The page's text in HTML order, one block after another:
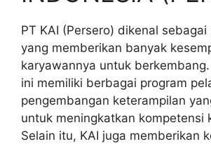
PT KAI (Persero) dikenal sebagai
yang memberikan banyak
karyawannya untuk
ini memiliki berbagai program
pengembangan keterampilan
untuk meningkatkan kompetensi
Selain itu, KAI juga memberikan